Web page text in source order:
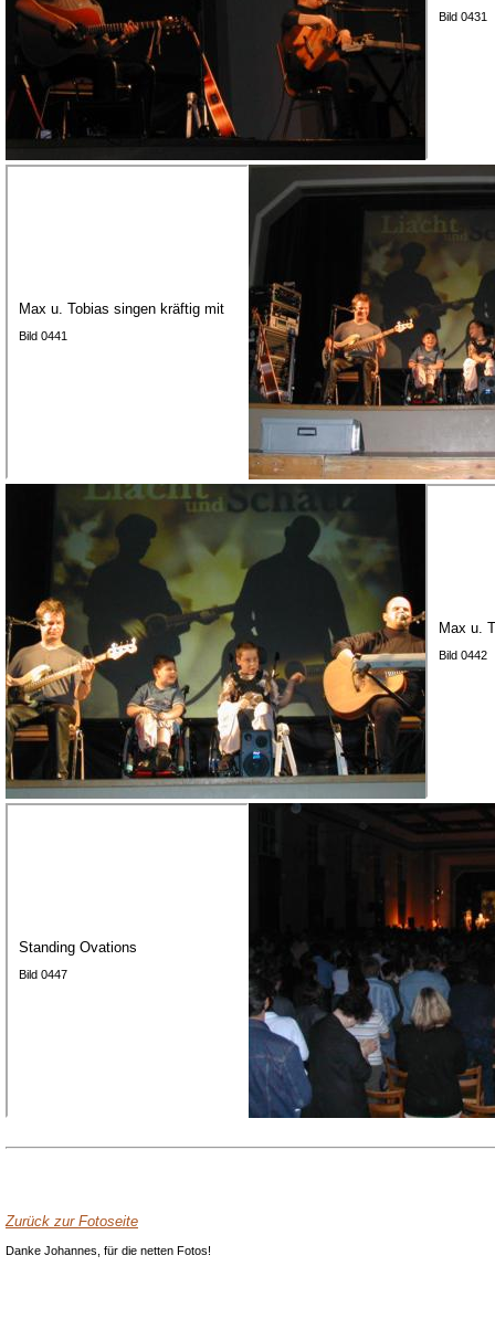
Bild 0431
Max u. Tobias singen kräftig mit
Bild 0441
Max u.
Bild 0442
Standing Ovations
Bild 0447
Zurück zur Fotoseite
Danke Johannes, für die netten Fotos!